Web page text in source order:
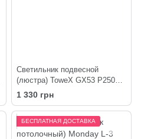
Светильник подвесной
(люстра) ToweX GX53 P250
White
1 330 грн
БЕСПЛАТНАЯ ДОСТАВКА